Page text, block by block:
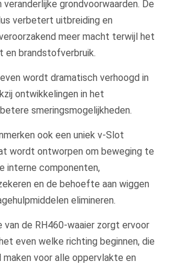
grondvoorwaarden. De
verbetert uitbreiding en
meer macht terwijl het
en brandstofverbruik.
wordt dramatisch verhoogd in
ontwikkelingen in het
smeringsmogelijkheden.
ook een uniek v-Slot
wordt ontworpen om beweging te
interne componenten,
en de behoefte aan wiggen
elimineren.
de RH460-waaier zorgt ervoor
even welke richting beginnen, die
voor alle oppervlakte en